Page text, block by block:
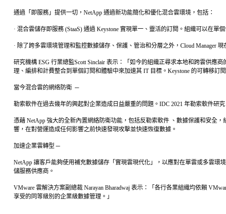
通過「即服務」提供一切，NetApp 通過新功能簡化和優化混合雲環境，包括：
· 混合雲儲存即服務 (StaaS) 通過 Keystone 實現單一、靈活的訂閱。組織可以在單
· 除了跨多雲環境管理和監控數據儲存、保護、管治和分層之外，Cloud Manager
研究機構 ESG 行業總監Scott Sinclair 表示：「如今的組織正尋求本地和跨雲供應
理、編排和計費整合到單個訂閱和體驗中來加速其 IT 目標。Keystone 的可轉移
當今混合雲的網络防衛 ─
勒索軟件在過去幾年的興起對企業造成日益嚴重的問題。IDC 2021 年勒索軟件研
憑藉 NetApp 強大的全新內置網絡防衛功能，包括反勒索軟件 、數據保護和安全
響，在對營運造成任何影響之前快速發現攻擊並快速恢復數據。
加速企業雲轉型 ─
NetApp 讓客戶能夠使用補充數據儲存「實現雲現代化」，以應對在單雲或多雲環
儲服務供應商。
VMware 雲解決方案副總裁 Narayan Bharadwaj 表示：「各行各業組織均依賴
享受的同等級別的企業級數據管理。」